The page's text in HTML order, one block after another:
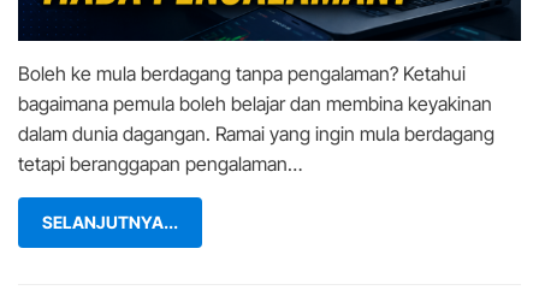
Boleh ke mula berdagang tanpa pengalaman? Ketahui
bagaimana pemula boleh belajar dan membina keyakinan
dalam dunia dagangan. Ramai yang ingin mula berdagang
tetapi beranggapan pengalaman…
SELANJUTNYA...